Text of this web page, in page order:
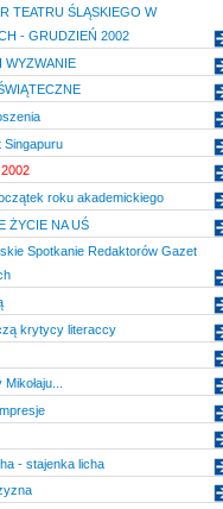
TEATRU ŚLĄSKIEGO W
- GRUDZIEŃ 2002
WYZWANIE
Singapuru
roku akademickiego
ŻYCIE NA UŚ
Spotkanie Redaktorów Gazet
krytycy literaccy
- stajenka licha